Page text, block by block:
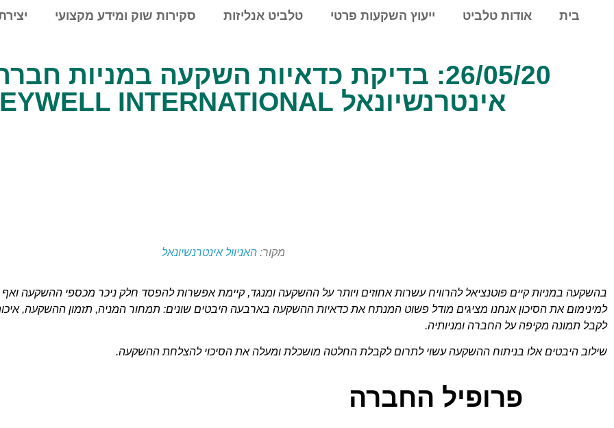
בית אודות טלביט ייעוץ השקעות פרטי טלביט אנליזות סקירות שוק ומידע מקצועי
26/05/20: בדיקת כדאיות השקעה במניות
אינטרנשיונאל HONEYWELL INTERNATIONAL
מקור: האניוול אינטרנשיונאל
בהשקעה במניות קיים פוטנציאל להרוויח עשרות אחוזים ויותר על ההשקעה ומנגד, קיימת אפשרות להפסד חלק ניכר מכספי ההשקעה
למינימום את הסיכון אנחנו מציגים מודל פשוט המנתח את כדאיות ההשקעה בארבעה היבטים שונים: תמחור המניה, תזמון ההשקעה,
לקבל תמונה מקיפה על החברה ומניותיה.
שילוב היבטים אלו בניתוח ההשקעה עשוי לתרום לקבלת החלטה מושכלת ומעלה את הסיכוי להצלחת ההשקעה.
פרופיל החברה